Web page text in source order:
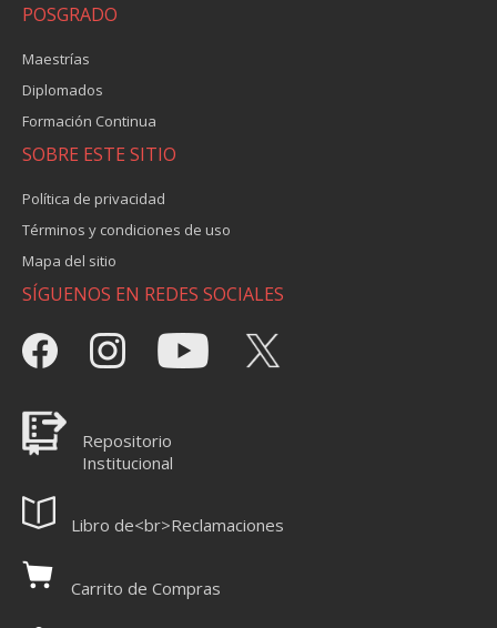
POSGRADO
Maestrías
Diplomados
Formación Continua
SOBRE ESTE SITIO
Política de privacidad
Términos y condiciones de uso
Mapa del sitio
SÍGUENOS EN REDES SOCIALES
Repositorio
Institucional
Libro de<br>Reclamaciones
Carrito de Compras